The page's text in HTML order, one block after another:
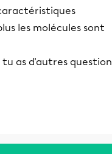
les molécules sont
as d'autres